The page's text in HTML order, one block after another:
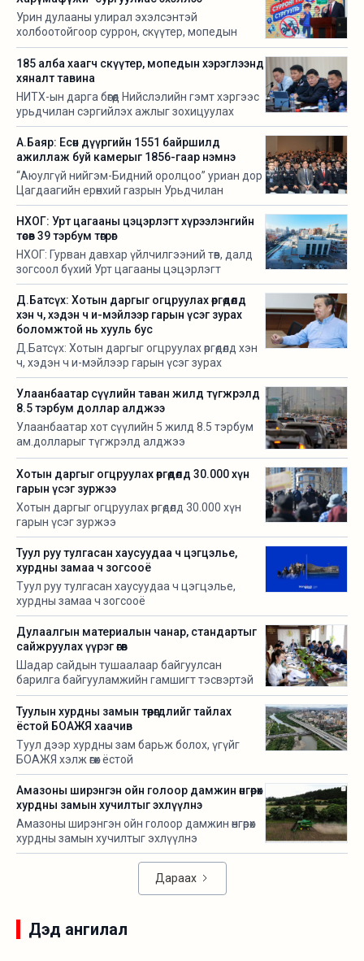
Урин дулааны улирал эхэлсэнтэй
холбоотойгоор суррон, скүүтер, мопедын
замбараагүй хэрэглээ, осол аваарыг
бууруулах үүднээс Монгол Улсын Замын
хөдөлгөөний дүрэм, Нийслэлийн Засаг даргын
захирамжийн дагуу шат дараатай ажлуудыг
хийж байна.
185 алба хаагч скүүтер, мопедын хэрэглээнд
хяналт тавина
НИТХ-ын дарга бөгөөд Нийслэлийн гэмт хэргээс
урьдчилан сэргийлэх ажлыг зохицуулах
салбар зөвлөлийн дарга А.Баяраар ахлуулсан
ажлын хэсгээс өнгөрсөн онд скүүтер, мопедын
замбараагүй хэрэглээнээс үүдсэн осол
эндэгдлийг бууруулах хүрээнд шат дараатай
ажлуудыг хийж байна.
А.Баяр: Есөн дүүргийн 1551 байршилд
ажиллаж буй камерыг 1856-гаар нэмнэ
“Аюулгүй нийгэм-Бидний оролцоо” уриан дор
Цагдаагийн ерөнхий газрын Урьдчилан
сэргийлэх албаны нэгдсэн сургалт,
зөвлөгөөн-2026 амжилттай зохион байгуулагдлаа.
НХОГ: Урт цагааны цэцэрлэгт хүрээлэнгийн
төсөв 39 тэрбум төгрөг
НХОГ: Гурван давхар үйлчилгээний төв, далд
зогсоол бүхий Урт цагааны цэцэрлэгт
хүрээлэнгийн нийт төсөв 39 тэрбум төгрөг
Д.Батсүх: Хотын даргыг огцруулах өргөдөлд
хэн ч, хэдэн ч и-мэйлээр гарын үсэг зурах
боломжтой нь хууль бус
Д.Батсүх: Хотын даргыг огцруулах өргөдөлд хэн
ч, хэдэн ч и-мэйлээр гарын үсэг зурах
боломжтой нь хууль бус
Улаанбаатар сүүлийн таван жилд түгжрэлд
8.5 тэрбум доллар алджээ
Улаанбаатар хот сүүлийн 5 жилд 8.5 тэрбум
ам.долларыг түгжрэлд алджээ
Хотын даргыг огцруулах өргөдөлд 30.000 хүн
гарын үсэг зуржээ
Хотын даргыг огцруулах өргөдөлд 30.000 хүн
гарын үсэг зуржээ
Туул руу тулгасан хаусуудаа ч цэгцэлье,
хурдны замаа ч зогсооё
Туул руу тулгасан хаусуудаа ч цэгцэлье,
хурдны замаа ч зогсооё
Дулаалгын материалын чанар, стандартыг
сайжруулах үүрэг өгөв
Шадар сайдын тушаалаар байгуулсан
барилга байгууламжийн гамшигт тэсвэртэй
байдлыг хангах, объектын гал түймрийн
эрсдэлийг бууруулах санал боловсруулах
ажлын хэсгийн хурал Барилгын хөгжлийн төвд
боллоо.
Туулын хурдны замын төөрөгдлийг тайлах
ёстой БОАЖЯ хаачив
Туул дээр хурдны зам барьж болох, үгүйг
БОАЖЯ хэлж өгөх ёстой
Амазоны ширэнгэн ойн голоор дамжин өнгөрөх
хурдны замын хучилтыг эхлүүлнэ
Амазоны ширэнгэн ойн голоор дамжин өнгөрөх
хурдны замын хучилтыг эхлүүлнэ
Дараах
Дэд ангилал